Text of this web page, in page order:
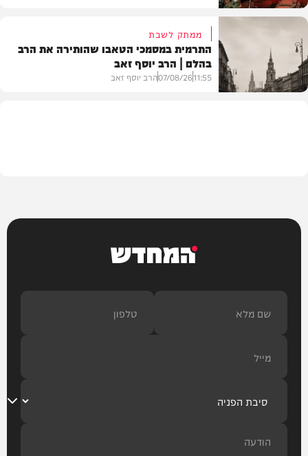
דעות
ממתק לשבת
התרמית במסמכי הטאבו שהותירה את הרב
בהלם | הרב יוסף זאב
11:55
07/08/26הרב יוסף זאב
המחדש